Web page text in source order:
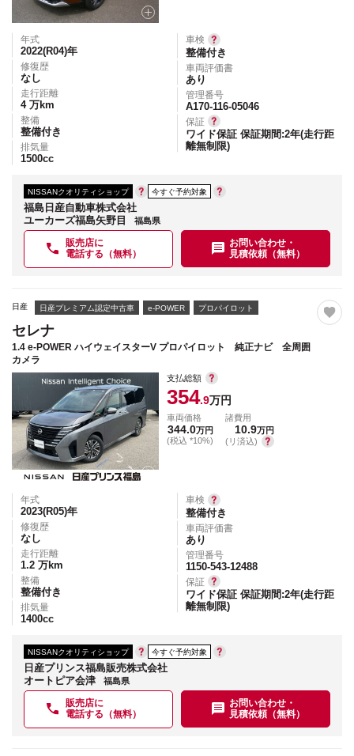
年式
2022(R04)年
修復歴
なし
走行距離
4 万km
整備
整備付き
排気量
1500cc
車検
整備付き
車両評価書
あり
管理番号
A170-116-05046
保証
ワイド保証 保証期間:2年(走行距
離無制限)
NISSANクオリティショップ 今すぐ予約対象
福島日産自動車株式会社
ユーカーズ福島矢野目
福島県
販売店に
電話する（無料）
お問い合わせ・
見積依頼（無料）
日産 日産プレミアム認定中古車 e-POWER プロパイロット
セレナ
1.4 e-POWER ハイウェイスターV プロパイロット 純正ナビ 全周囲
カメラ
支払総額
354.9万円
車両価格
344.0万円
(税込 *10%)
諸費用
10.9万円
(リ済込)
年式
2023(R05)年
修復歴
なし
走行距離
1.2 万km
整備
整備付き
排気量
1400cc
車検
整備付き
車両評価書
あり
管理番号
1150-543-12488
保証
ワイド保証 保証期間:2年(走行距
離無制限)
NISSANクオリティショップ 今すぐ予約対象
日産プリンス福島販売株式会社
オートピア会津
福島県
販売店に
電話する（無料）
お問い合わせ・
見積依頼（無料）